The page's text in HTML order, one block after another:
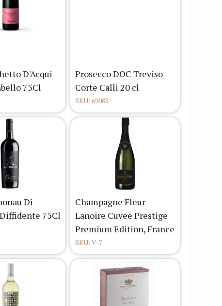
D'Acqui
75Cl
Prosecco DOC Treviso
Corte Calli 20 cl
SKU: 69085
Di
75Cl
Champagne Fleur
Lanoire Cuvee Prestige
Premium Edition, France
SKU: V-7